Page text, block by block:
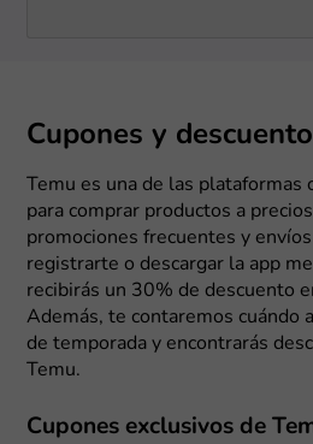
Cupones y
Temu es una de las plataformas
para comprar productos a
promociones frecuentes y
registrarte o descargar la app
recibirás un 30% de descuento
Además, te contaremos cuándo
de temporada y encontrarás
Temu.
Cupones exclusivos de